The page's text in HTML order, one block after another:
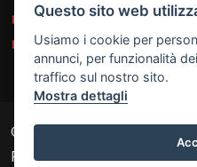
Termini e Condizioni
Login con TikTok
© 2026
Rights Reserved.
Questo sito web
Usiamo i cookie per
annunci, per funzionalità
traffico sul nostro sito.
Mostra dettagli